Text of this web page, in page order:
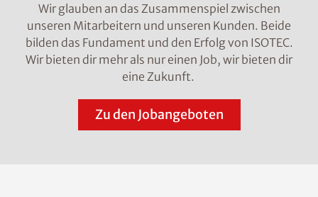
Wir glauben an das Zusammenspiel zwischen
unseren Mitarbeitern und unseren Kunden. Beide
bilden das Fundament und den Erfolg von ISOTEC.
Wir bieten dir mehr als nur einen Job, wir bieten dir
eine Zukunft.
Zu den Jobangeboten